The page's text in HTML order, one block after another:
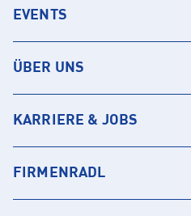
EVENTS
ÜBER UNS
KARRIERE & JOBS
FIRMENRADL